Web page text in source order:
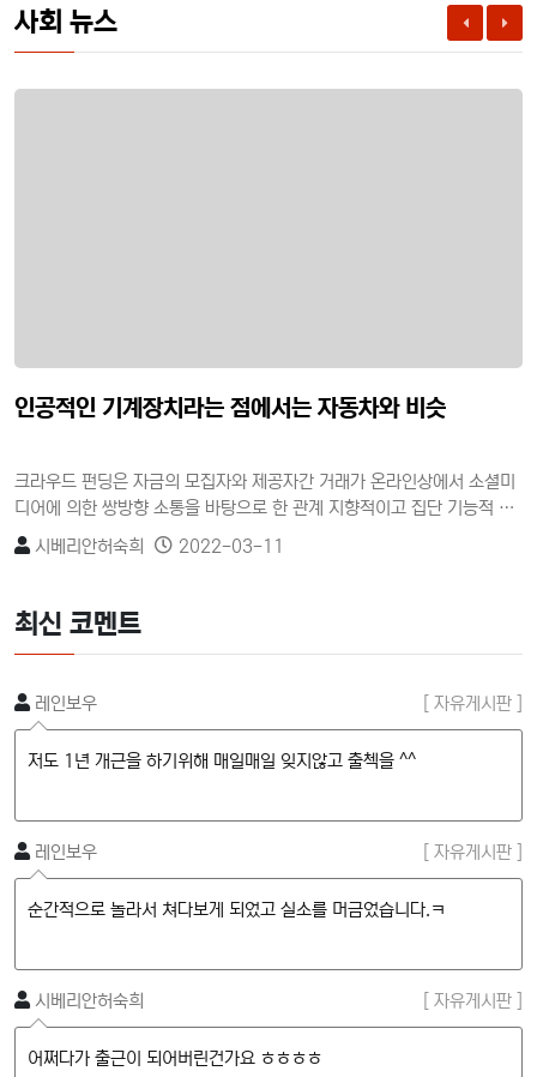
사회 뉴스
인공적인 기계장치라는 점에서는 자동차와 비슷
크라우드 펀딩은 자금의 모집자와 제공자간 거래가 온라인상에서 소셜미
디어에 의한 쌍방향 소통을 바탕으로 한 관계 지향적이고 집단 기능적 속
성을 가진 소셜펀딩이다. 자금제공자의 이익추구 목적에 따라 투자형과
비투자형으로 구분할 수 있으며, 비투자형은 단순한 기부를 목적으로 하
자형은 개인 간의 대출형(lending)과 증권을 매개로 한 지분투자형
(equity)이 있다.
시베리안허숙희 2022-03-11
최신 코멘트
레인보우 [ 자유게시판 ]
저도 1년 개근을 하기위해 매일매일 잊지않고 출첵을 ^^
레인보우 [ 자유게시판 ]
순간적으로 놀라서 쳐다보게 되었고 실소를 머금었습니다.ㅋ
시베리안허숙희 [ 자유게시판 ]
어쩌다가 출근이 되어버린건가요 ㅎㅎㅎㅎ